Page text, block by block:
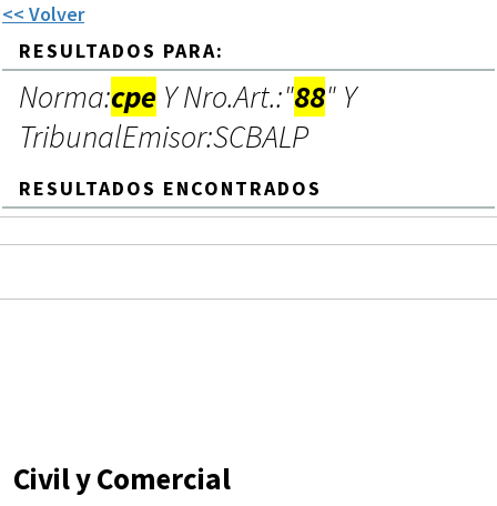
<< Volver
RESULTADOS PARA:
Norma:cpe Y Nro.Art.:"88" Y
TribunalEmisor:SCBALP
RESULTADOS ENCONTRADOS
Civil y Comercial